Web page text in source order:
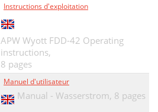
Instructions d'exploitation
APW Wyott FDD-42 Operating
instructions,
8 pages
Manuel d'utilisateur
Manual - Wasserstrom, 8 pages